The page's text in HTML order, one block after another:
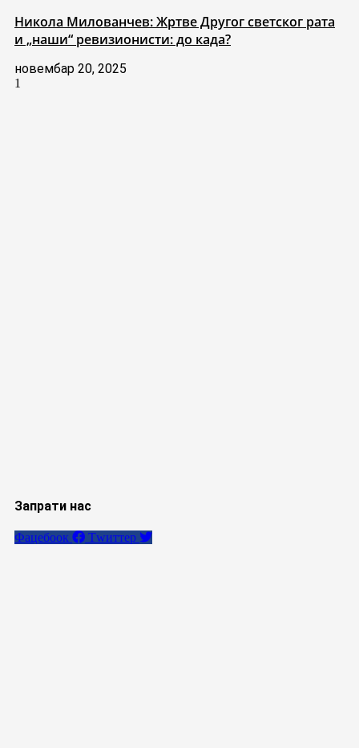
Никола Милованчев: Жртве Другог светског рата
и „наши“ ревизионисти: до када?
новембар 20, 2025
Запрати нас
Фацебоок Тwиттер